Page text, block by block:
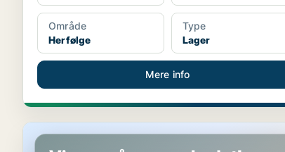
Område
Herfølge
Type
Lager
Mere info
Lager i Herfølge